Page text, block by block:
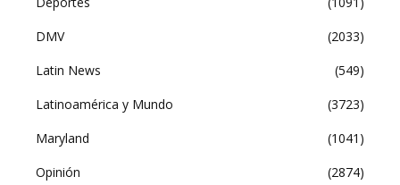
DMV
(2033)
Latin News
(549)
Latinoamérica y Mundo
(3723)
Maryland
(1041)
Opinión
(2874)